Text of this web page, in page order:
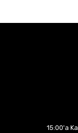
15:00'a